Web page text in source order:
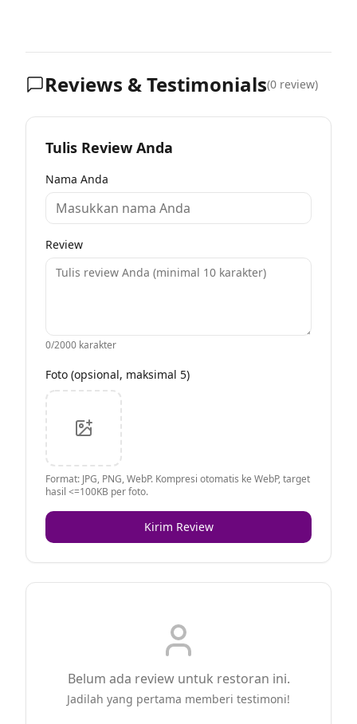
Reviews & Testimonials(0 review)
Tulis Review Anda
Nama Anda
Review
0/2000 karakter
Foto (opsional, maksimal 5)
Format: JPG, PNG, WebP. Kompresi otomatis ke WebP, target
hasil <=100KB per foto.
Kirim Review
Belum ada review untuk restoran ini.
Jadilah yang pertama memberi testimoni!